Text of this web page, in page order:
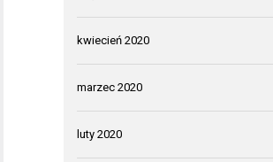
kwiecień 2020
marzec 2020
luty 2020